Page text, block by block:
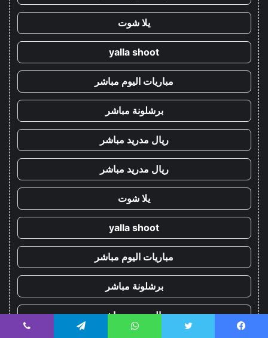
يلا شوت
yalla shoot
مباريات اليوم مباشر
برشلونة مباشر
ريال مدريد مباشر
ريال مدريد مباشر
يلا شوت
yalla shoot
مباريات اليوم مباشر
برشلونة مباشر
ريال مدريد مباشر